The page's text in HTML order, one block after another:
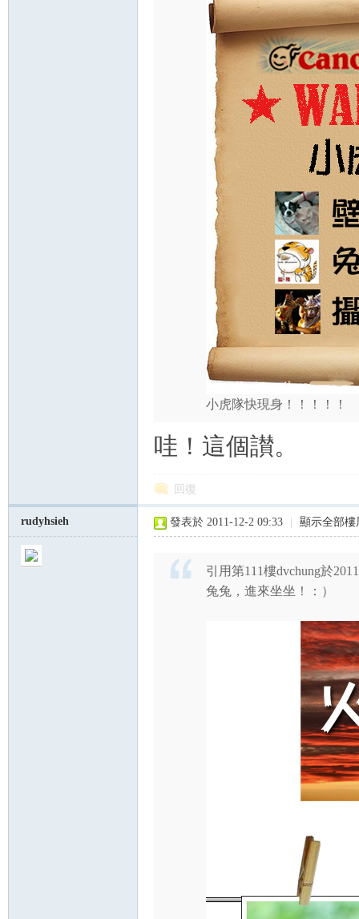
小虎隊快現身！！！！！
哇！這個讃。
回復
rudyhsieh 發表於 2011-12-2 09:33 顯示全部樓
引用第111樓dvchung於
兔兔，進來坐坐！：）